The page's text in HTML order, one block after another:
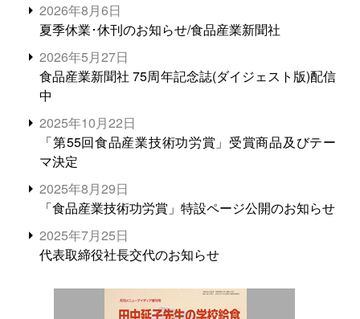
2026年8月6日
夏季休業･休刊のお知らせ/食品産業新聞社
2026年5月27日
食品産業新聞社 75周年記念誌(ダイジェスト版)配信
中
2025年10月22日
「第55回食品産業技術功労賞」受賞商品及びテー
マ決定
2025年8月29日
「食品産業技術功労賞」特設ページ公開のお知らせ
2025年7月25日
代表取締役社長交代のお知らせ